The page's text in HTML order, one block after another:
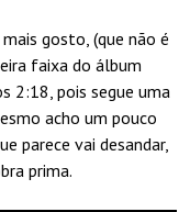
gosto, (que não é
faixa do álbum
2:18, pois segue uma
acho um pouco
parece vai desandar,
prima.